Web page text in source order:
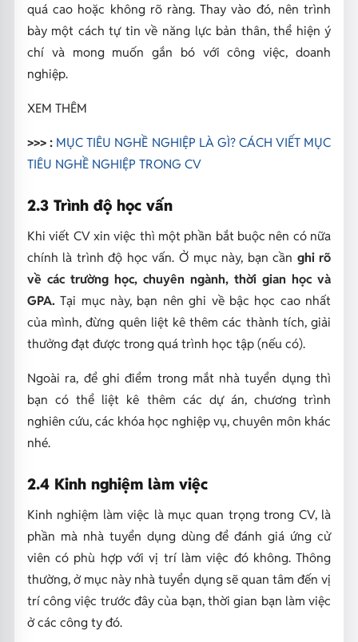
quá cao hoặc không rõ ràng. Thay vào đó, nên trình
bày một cách tự tin về năng lực bản thân, thể hiện ý
chí và mong muốn gắn bó với công việc, doanh
nghiệp.
XEM THÊM
>>> : MỤC TIÊU NGHỀ NGHIỆP LÀ GÌ? CÁCH VIẾT MỤC
TIÊU NGHỀ NGHIỆP TRONG CV
2.3 Trình độ học vấn
Khi viết CV xin việc thì một phần bắt buộc nên có nữa
chính là trình độ học vấn. Ở mục này, bạn cần ghi rõ
về các trường học, chuyên ngành, thời gian học và
GPA.Tại mục này, bạn nên ghi về bậc học cao nhất
của mình, đừng quên liệt kê thêm các thành tích, giải
thưởng đạt được trong quá trình học tập (nếu có).
Ngoài ra, để ghi điểm trong mắt nhà tuyển dụng thì
bạn có thể liệt kê thêm các dự án, chương trình
nghiên cứu, các khóa học nghiệp vụ, chuyên môn khác
nhé.
2.4 Kinh nghiệm làm việc
Kinh nghiệm làm việc là mục quan trọng trong CV, là
phần mà nhà tuyển dụng dùng để đánh giá ứng cử
viên có phù hợp với vị trí làm việc đó không. Thông
thường, ở mục này nhà tuyển dụng sẽ quan tâm đến vị
trí công việc trước đây của bạn, thời gian bạn làm việc
ở các công ty đó.